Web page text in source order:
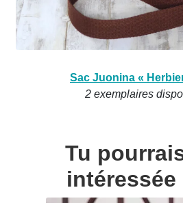
Sac Juonina «
2 exemplaires
Tu
intéressée